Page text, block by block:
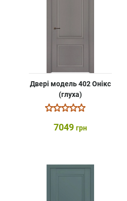
Двері модель 402 Онікс
(глуха)
7049 грн